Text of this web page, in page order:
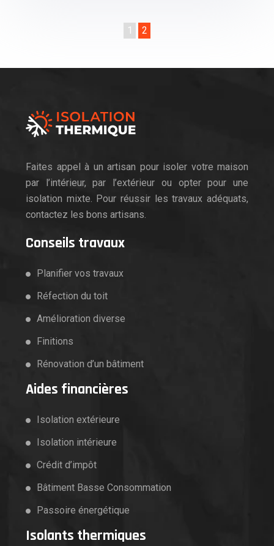
1 2
Faites appel à un artisan pour isoler votre maison
par l’intérieur, par l’extérieur ou opter pour une
isolation mixte. Pour réussir les travaux adéquats,
contactez les bons artisans.
Conseils travaux
Planifier vos travaux
Réfection du toit
Amélioration diverse
Finitions
Rénovation d’un bâtiment
Aides financières
Isolation extérieure
Isolation intérieure
Crédit d’impôt
Bâtiment Basse Consommation
Passoire énergétique
Isolants thermiques